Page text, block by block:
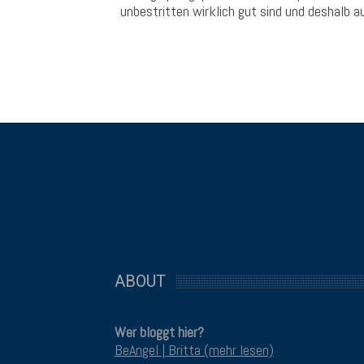
unbestritten wirklich gut sind und deshalb
ABOUT
Wer bloggt hier?
BeAngel | Britta (mehr lesen)